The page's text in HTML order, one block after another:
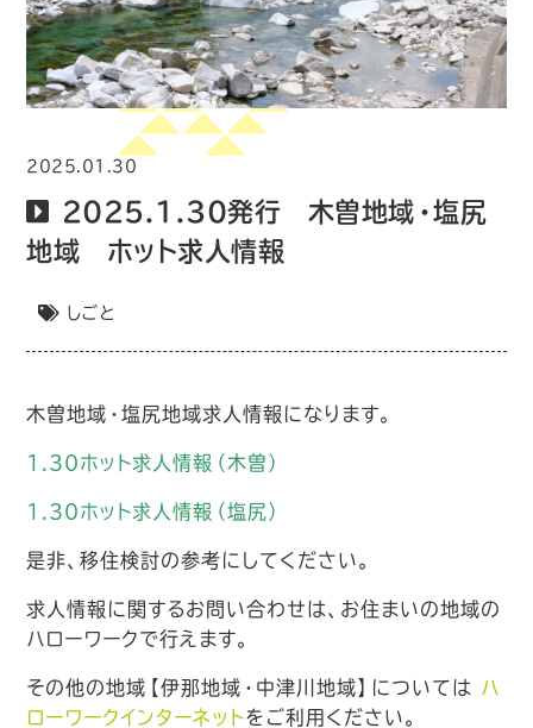
2025.01.30
2025.1.30発行 木曽地域・塩尻
地域 ホット求人情報
しごと
木曽地域・塩尻地域求人情報になります。
1.30ホット求人情報（木曽）
1.30ホット求人情報（塩尻）
是非、移住検討の参考にしてください。
求人情報に関するお問い合わせは、お住まいの地域の
ハローワークで行えます。
その他の地域【伊那地域・中津川地域】については ハ
ローワークインターネットをご利用ください。